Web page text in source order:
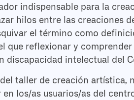
indispensable para la
hilos entre las creaciones
el término como
que reflexionar y
discapacidad intelectual del
taller de creación artística,
los/as usuarios/as del